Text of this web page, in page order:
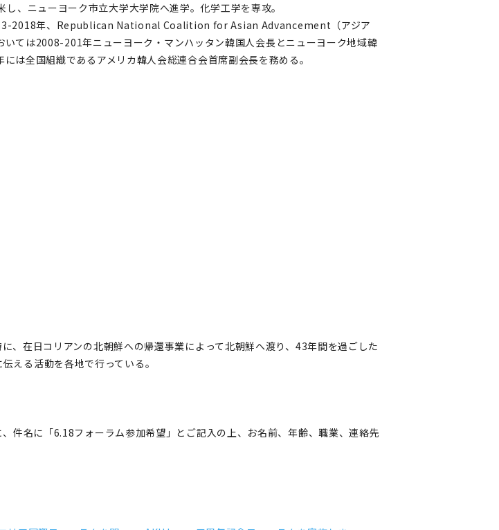
、ニューヨーク市立大学大学院へ進学。化学工学を専攻。
2018年、Republican National Coalition for Asian Advancement（アジア
ては2008-201年ニューヨーク・マンハッタン韓国人会長とニューヨーク地域韓
は全国組織であるアメリカ韓人会総連合会首席副会長を務める。
在日コリアンの北朝鮮への帰還事業によって北朝鮮へ渡り、43年間を過ごした
える活動を各地で行っている。
名に「6.18フォーラム参加希望」とご記入の上、お名前、年齢、職業、連絡先